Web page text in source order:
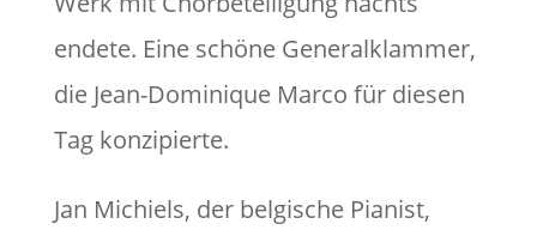
endete. Eine schöne Generalklammer,
die Jean-Dominique Marco für diesen
Tag konzipierte.
Jan Michiels, der belgische Pianist,